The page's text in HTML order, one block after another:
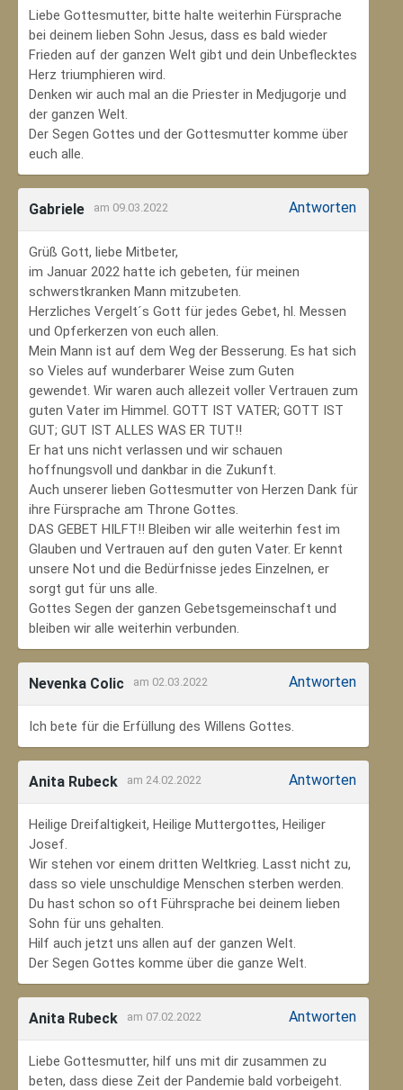
Liebe Gottesmutter, bitte halte weiterhin Fürsprache
bei deinem lieben Sohn Jesus, dass es bald wieder
Frieden auf der ganzen Welt gibt und dein Unbeflecktes
Herz triumphieren wird.
Denken wir auch mal an die Priester in Medjugorje und
der ganzen Welt.
Der Segen Gottes und der Gottesmutter komme über
euch alle.
Gabriele am 09.03.2022 Antworten
Grüß Gott, liebe Mitbeter,
im Januar 2022 hatte ich gebeten, für meinen
schwerstkranken Mann mitzubeten.
Herzliches Vergelt´s Gott für jedes Gebet, hl. Messen
und Opferkerzen von euch allen.
Mein Mann ist auf dem Weg der Besserung. Es hat sich
so Vieles auf wunderbarer Weise zum Guten
gewendet. Wir waren auch allezeit voller Vertrauen zum
guten Vater im Himmel. GOTT IST VATER; GOTT IST
GUT; GUT IST ALLES WAS ER TUT!!
Er hat uns nicht verlassen und wir schauen
hoffnungsvoll und dankbar in die Zukunft.
Auch unserer lieben Gottesmutter von Herzen Dank für
ihre Fürsprache am Throne Gottes.
DAS GEBET HILFT!! Bleiben wir alle weiterhin fest im
Glauben und Vertrauen auf den guten Vater. Er kennt
unsere Not und die Bedürfnisse jedes Einzelnen, er
sorgt gut für uns alle.
Gottes Segen der ganzen Gebetsgemeinschaft und
bleiben wir alle weiterhin verbunden.
Nevenka Colic am 02.03.2022 Antworten
Ich bete für die Erfüllung des Willens Gottes.
Anita Rubeck am 24.02.2022 Antworten
Heilige Dreifaltigkeit, Heilige Muttergottes, Heiliger
Josef.
Wir stehen vor einem dritten Weltkrieg. Lasst nicht zu,
dass so viele unschuldige Menschen sterben werden.
Du hast schon so oft Führsprache bei deinem lieben
Sohn für uns gehalten.
Hilf auch jetzt uns allen auf der ganzen Welt.
Der Segen Gottes komme über die ganze Welt.
Anita Rubeck am 07.02.2022 Antworten
Liebe Gottesmutter, hilf uns mit dir zusammen zu
beten, dass diese Zeit der Pandemie bald vorbeigeht.